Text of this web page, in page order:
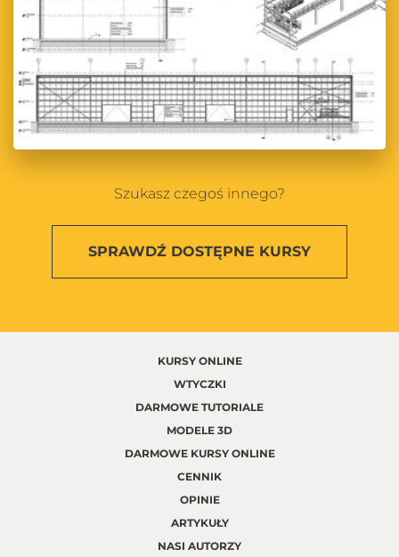
Szukasz czegoś innego?
SPRAWDŹ DOSTĘPNE KURSY
KURSY ONLINE
WTYCZKI
DARMOWE TUTORIALE
MODELE 3D
DARMOWE KURSY ONLINE
CENNIK
OPINIE
ARTYKUŁY
NASI AUTORZY